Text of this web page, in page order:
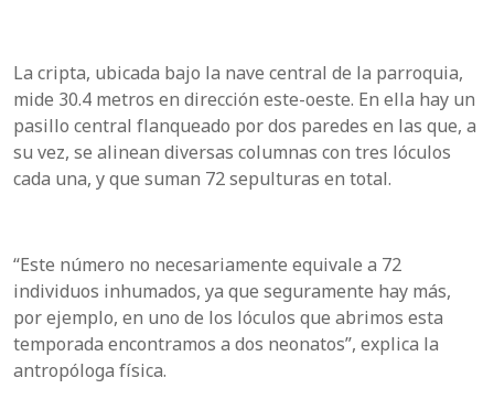
La cripta, ubicada bajo la nave central de la parroquia,
mide 30.4 metros en dirección este-oeste. En ella hay un
pasillo central flanqueado por dos paredes en las que, a
su vez, se alinean diversas columnas con tres lóculos
cada una, y que suman 72 sepulturas en total.
“Este número no necesariamente equivale a 72
individuos inhumados, ya que seguramente hay más,
por ejemplo, en uno de los lóculos que abrimos esta
temporada encontramos a dos neonatos”, explica la
antropóloga física.